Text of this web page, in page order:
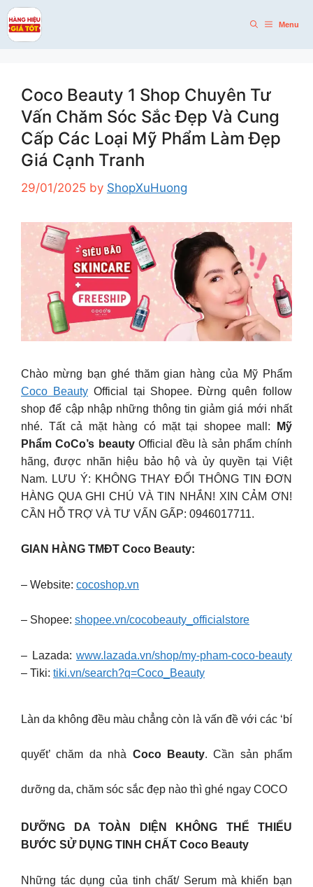
Skip
to
content
Menu
Coco Beauty 1 Shop Chuyên Tư
Vấn Chăm Sóc Sắc Đẹp Và Cung
Cấp Các Loại Mỹ Phẩm Làm Đẹp
Giá Cạnh Tranh
29/01/2025 by ShopXuHuong
Chào mừng bạn ghé thăm gian hàng của Mỹ Phẩm
Coco BeautyOfficial tại Shopee. Đừng quên follow
shop để cập nhập những thông tin giảm giá mới nhất
nhé. Tất cả mặt hàng có mặt tại shopee mall:
Mỹ
Phẩm CoCo’s beautyOfficial đều là sản phẩm chính
hãng, được nhãn hiệu bảo hộ và ủy quyền tại Việt
Nam. LƯU Ý: KHÔNG THAY ĐỔI THÔNG TIN ĐƠN
HÀNG QUA GHI CHÚ VÀ TIN NHẮN! XIN CẢM ƠN!
CẦN HỖ TRỢ VÀ TƯ VẤN GẤP: 0946017711.
GIAN HÀNG TMĐT Coco Beauty:
– Website: cocoshop.vn
– Shopee: shopee.vn/cocobeauty_officialstore
– Lazada: www.lazada.vn/shop/my-pham-coco-beauty
– Tiki: tiki.vn/search?q=Coco_Beauty
Làn da không đều màu chẳng còn là vấn đề với các ‘bí
quyết’ chăm da nhà Coco Beauty. Cần sản phẩm
dưỡng da, chăm sóc sắc đẹp nào thì ghé ngay COCO
DƯỠNG DA TOÀN DIỆN KHÔNG THỂ THIẾU
BƯỚC SỬ DỤNG TINH CHẤT Coco Beauty
Những tác dụng của tinh chất/ Serum mà khiến bạn